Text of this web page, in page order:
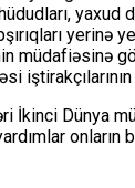
yaxud
yerinə
müdafiəsinə
İkinci Dünya
onların